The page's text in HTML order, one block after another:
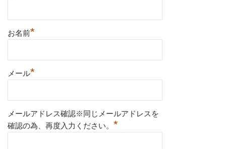
お名前*
メール*
メールアドレス確認※同じメールアドレスを
確認の為、再度入力ください。 *